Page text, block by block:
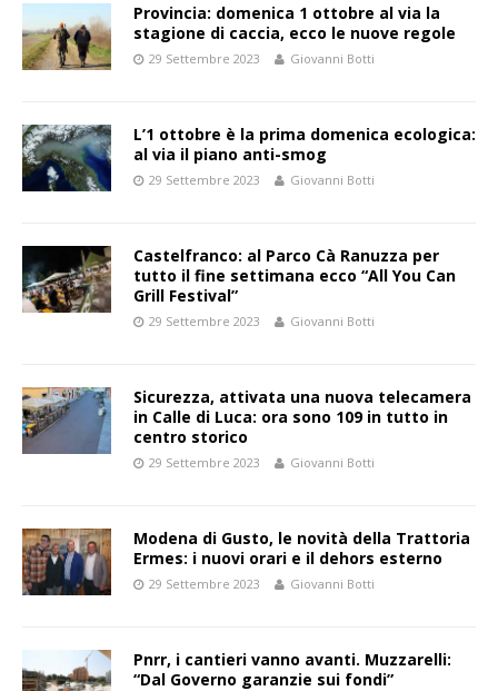
Provincia: domenica 1 ottobre al via la
stagione di caccia, ecco le nuove regole
29 Settembre 2023 Giovanni Botti
L’1 ottobre è la prima domenica ecologica:
al via il piano anti-smog
29 Settembre 2023 Giovanni Botti
Castelfranco: al Parco Cà Ranuzza per
tutto il fine settimana ecco “All You Can
Grill Festival”
29 Settembre 2023 Giovanni Botti
Sicurezza, attivata una nuova telecamera
in Calle di Luca: ora sono 109 in tutto in
centro storico
29 Settembre 2023 Giovanni Botti
Modena di Gusto, le novità della Trattoria
Ermes: i nuovi orari e il dehors esterno
29 Settembre 2023 Giovanni Botti
Pnrr, i cantieri vanno avanti. Muzzarelli:
“Dal Governo garanzie sui fondi”